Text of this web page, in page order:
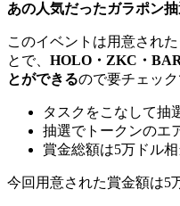
あの人気だったガラポン抽
このイベントは用意され
とで、 HOLO・ZKC・
とができるので要チェック
タスクをこなして抽
抽選でトークンのエ
賞金総額は5万ドル
今回用意された賞金額は5